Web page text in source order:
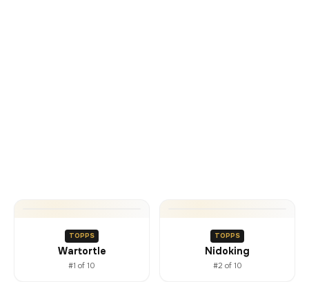
TOPPS
Wartortle
#1 of 10
TOPPS
Nidoking
#2 of 10